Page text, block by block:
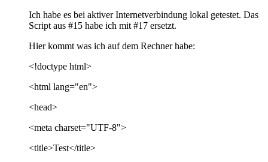
Ich habe es bei aktiver Internetverbindung lokal getestet. Das
Script aus #15 habe ich mit #17 ersetzt.
Hier kommt was ich auf dem Rechner habe:
<!doctype html>
<html lang="en">
<head>
<meta charset="UTF-8">
<title>Test</title>